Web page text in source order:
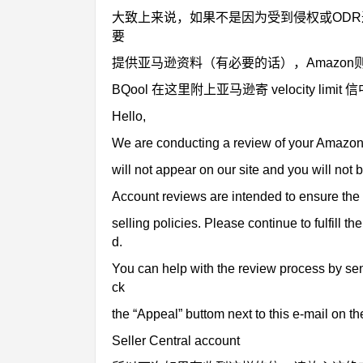
大致上来说，如果不是因为受到侵权或
要
提供亚马逊资料（有必要的话），Amazon
BQool 在这里附上亚马逊寄 velocity limit
Hello,
We are conducting a review of your
will not appear on our site and you will not
Account reviews are intended to ensure
selling policies. Please continue to fulfill
d.
You can help with the review process by
ck
the “Appeal” buttom next to this e-mail on
Seller Central account